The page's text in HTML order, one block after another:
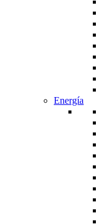
Energía